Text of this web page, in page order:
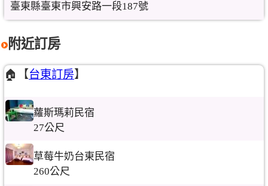
臺東縣臺東市興安路一段187號
附近訂房
🏠【台東訂房】
蘿斯瑪莉民宿
27公尺
草莓牛奶台東民宿
260公尺